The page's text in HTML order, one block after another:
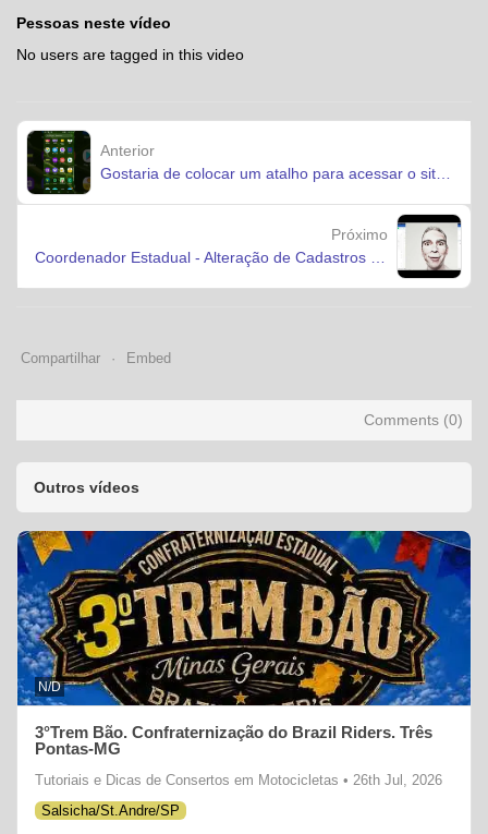
Pessoas neste vídeo
No users are tagged in this video
Anterior
Próximo
Compartilhar Embed
Comments (0)
Outros vídeos
N/D
3°Trem Bão. Confraternização do Brazil Riders. Três
Pontas-MG
Tutoriais e Dicas de Consertos em Motocicletas • 26th Jul, 2026
Salsicha/St.Andre/SP